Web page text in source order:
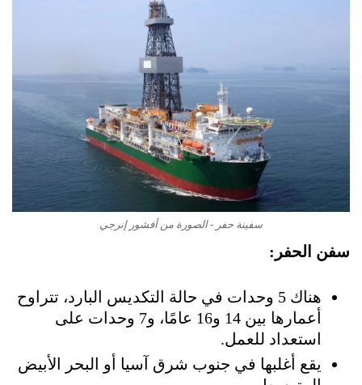
سفينة حفر - الصورة من أفشور إنرجي
سفن الحفر:
هناك 5 وحدات في حالة التكديس البارد، تتراوح
أعمارها بين 14 و16 عامًا، و7 وحدات على
استعداد للعمل.
يقع أغلبها في جنوب شرق آسيا أو البحر الأبيض